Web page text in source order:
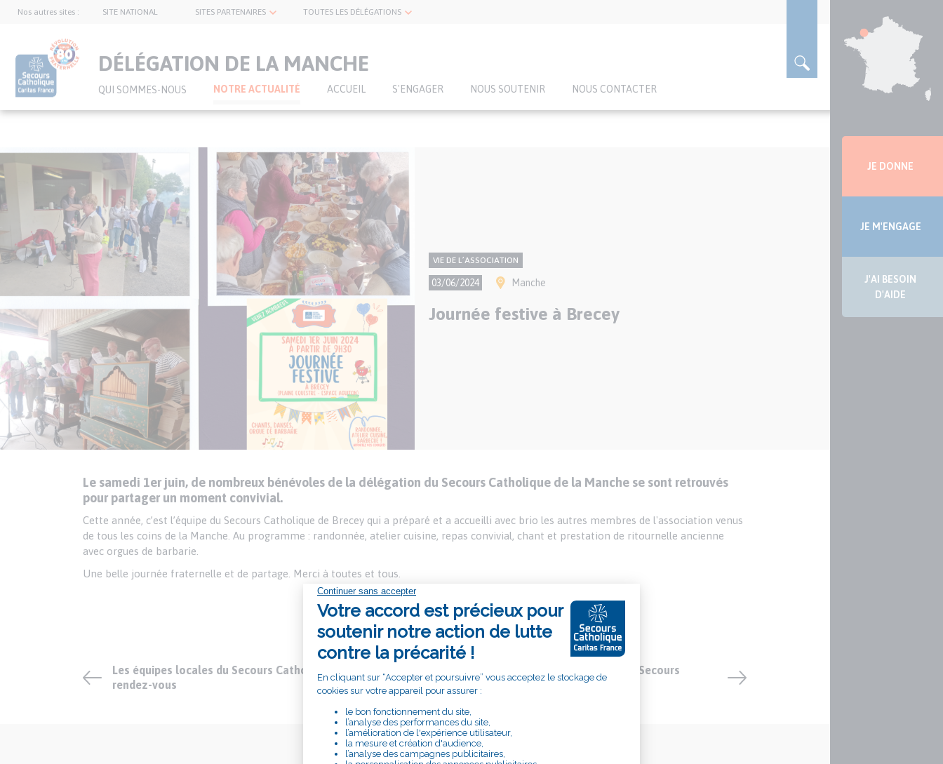
Aller
contenu
principal
Nos autres sites : SITE NATIONAL SITES PARTENAIRES TOUTES LES DÉLÉGATIONS
DÉLÉGATION DE LA MANCHE
QUI SOMMES-NOUS NOTRE ACTUALITÉ ACCUEIL S'ENGAGER NOUS SOUTENIR NOUS CONTACTER
Visuel
principal
CONTENU
NATIONAL
Thème
VIE DE L’ASSOCIATION
03/06/2024 Ville(s)
Manche
Journée festive à Brecey
Paragraphes
de
Texte
Le samedi 1er juin, de nombreux bénévoles de la délégation du Secours Catholique de la Manche se sont retrouvés
pour partager un moment convivial.
Cette année, c’est l’équipe du Secours Catholique de Brecey qui a préparé et a accueilli avec brio les autres membres de l'association venus
de tous les coins de la Manche. Au programme : randonnée, atelier cuisine, repas convivial, chant et prestation de ritournelle ancienne
avec orgues de barbarie.
Une belle journée fraternelle et de partage. Merci à toutes et tous.
Les équipes locales du Secours Catholique vous donnent
rendez-vous
Concert d'Amarrage en soutien au Secours
catholique
Toutes les actualités
latéraleJE DONNE
JE M'ENGAGE
J'AI BESOIN
D'AIDE